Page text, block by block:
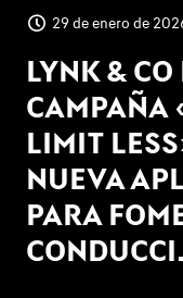
29 de enero de
LYNK &
CAMPAÑA
LIMIT
NUEVA
PARA